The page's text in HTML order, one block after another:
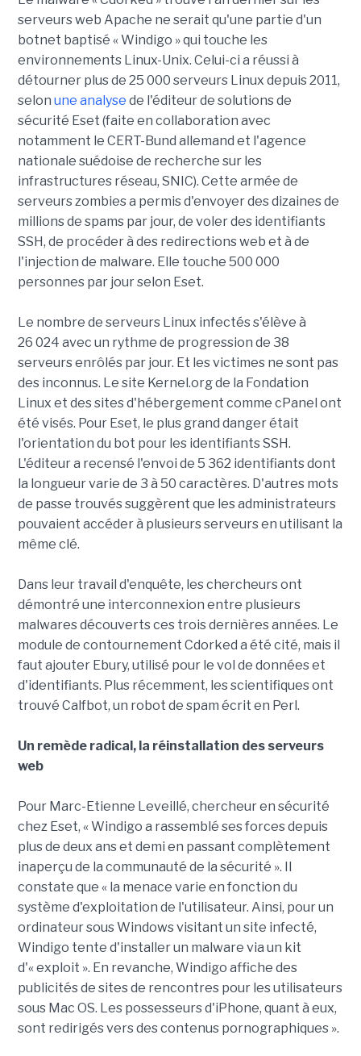
serveurs web Apache ne serait qu'une partie d'un
botnet baptisé « Windigo » qui touche les
environnements Linux-Unix. Celui-ci a réussi à
détourner plus de 25 000 serveurs Linux depuis 2011,
selon une analyse de l'éditeur de solutions de
sécurité Eset (faite en collaboration avec
notamment le CERT-Bund allemand et l'agence
nationale suédoise de recherche sur les
infrastructures réseau, SNIC). Cette armée de
serveurs zombies a permis d'envoyer des dizaines de
millions de spams par jour, de voler des identifiants
SSH, de procéder à des redirections web et à de
l'injection de malware. Elle touche 500 000
personnes par jour selon Eset.
Le nombre de serveurs Linux infectés s'élève à
26 024 avec un rythme de progression de 38
serveurs enrôlés par jour. Et les victimes ne sont pas
des inconnus. Le site Kernel.org de la Fondation
Linux et des sites d'hébergement comme cPanel ont
été visés. Pour Eset, le plus grand danger était
l'orientation du bot pour les identifiants SSH.
L'éditeur a recensé l'envoi de 5 362 identifiants dont
la longueur varie de 3 à 50 caractères. D'autres mots
de passe trouvés suggèrent que les administrateurs
pouvaient accéder à plusieurs serveurs en utilisant la
même clé.
Dans leur travail d'enquête, les chercheurs ont
démontré une interconnexion entre plusieurs
malwares découverts ces trois dernières années. Le
module de contournement Cdorked a été cité, mais il
faut ajouter Ebury, utilisé pour le vol de données et
d'identifiants. Plus récemment, les scientifiques ont
trouvé Calfbot, un robot de spam écrit en Perl.
Un remède radical, la réinstallation des serveurs
web
Pour Marc-Etienne Leveillé, chercheur en sécurité
chez Eset, « Windigo a rassemblé ses forces depuis
plus de deux ans et demi en passant complètement
inaperçu de la communauté de la sécurité ». Il
constate que « la menace varie en fonction du
système d'exploitation de l'utilisateur. Ainsi, pour un
ordinateur sous Windows visitant un site infecté,
Windigo tente d'installer un malware via un kit
d'« exploit ». En revanche, Windigo affiche des
publicités de sites de rencontres pour les utilisateurs
sous Mac OS. Les possesseurs d'iPhone, quant à eux,
sont redirigés vers des contenus pornographiques ».